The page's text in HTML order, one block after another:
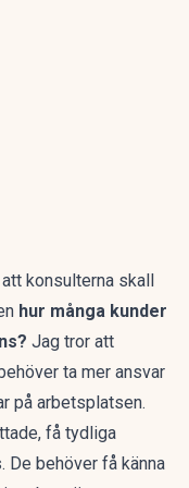
konsulterna skall
hur många kunder
Jag tror att
ta mer ansvar
på arbetsplatsen.
få tydliga
De behöver få känna